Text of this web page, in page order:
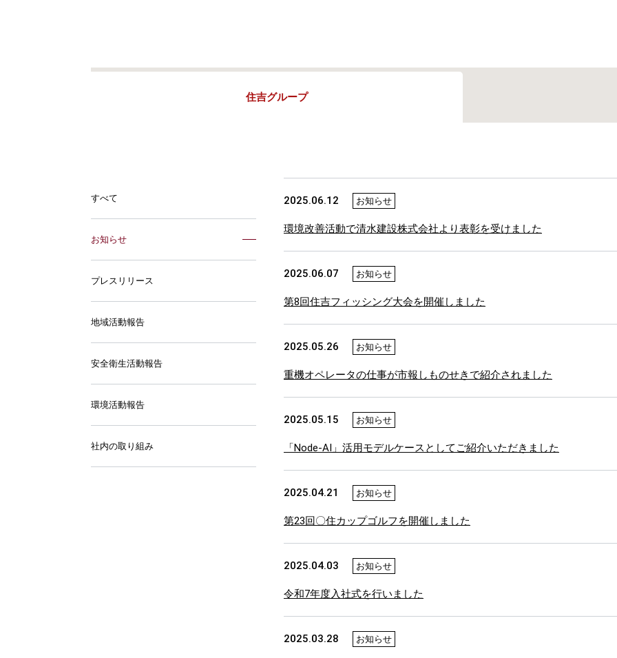
住吉グループ
すべて
お知らせ
プレスリリース
地域活動報告
安全衛生活動報告
環境活動報告
社内の取り組み
2025.06.12 お知らせ
環境改善活動で清水建設株式会社より表彰を受けました
2025.06.07 お知らせ
第8回住吉フィッシング大会を開催しました
2025.05.26 お知らせ
重機オペレータの仕事が市報しものせきで紹介されました
2025.05.15 お知らせ
「Node-AI」活用モデルケースとしてご紹介いただきました
2025.04.21 お知らせ
第23回〇住カップゴルフを開催しました
2025.04.03 お知らせ
令和7年度入社式を行いました
2025.03.28 お知らせ